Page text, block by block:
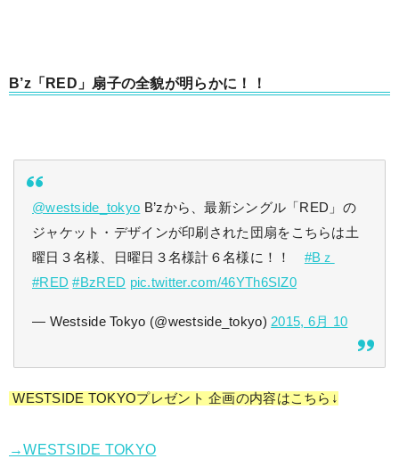
B’z「RED」扇子の全貌が明らかに！！
@westside_tokyo B’zから、最新シングル「RED」の
ジャケット・デザインが印刷された団扇をこちらは土
曜日３名様、日曜日３名様計６名様に！！ #Bｚ
#RED #BzRED pic.twitter.com/46YTh6SIZ0
— Westside Tokyo (@westside_tokyo) 2015, 6月 10
WESTSIDE TOKYOプレゼント 企画の内容はこちら↓
→WESTSIDE TOKYO